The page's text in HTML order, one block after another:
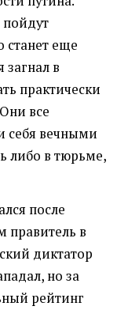
станет еще
загнал в
практически
все
себя вечными
либо в тюрьме,
после
правитель в
диктатор
но за
рейтинг